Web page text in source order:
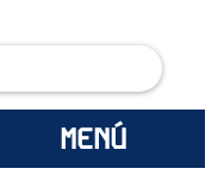
MENÚ